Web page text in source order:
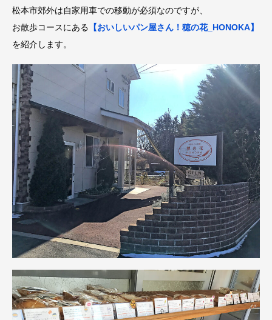
松本市郊外は自家用車での移動が必須なのですが、
お散歩コースにある 【おいしいパン屋さん！穂の花_HONOKA】
を紹介します。